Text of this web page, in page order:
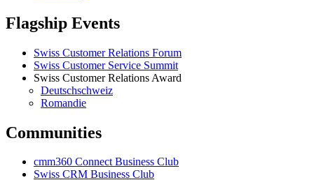
Flagship Events
Swiss Customer Relations Forum
Swiss Customer Service Summit
Swiss Customer Relations Award
Deutschschweiz
Romandie
Communities
cmm360 Connect Business Club
Swiss CRM Business Club